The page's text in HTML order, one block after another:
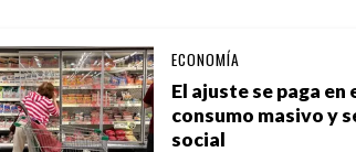
El ajuste se paga
consumo masivo y
social
ECONOMÍA